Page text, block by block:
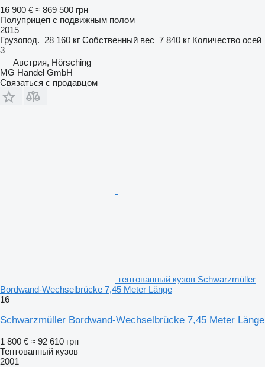
16 900 € ≈ 869 500 грн
Полуприцеп с подвижным полом
2015
Грузопод. 28 160 кг Собственный вес 7 840 кг Количество осей
3
Австрия, Hörsching
MG Handel GmbH
Связаться с продавцом
тентованный кузов Schwarzmüller
Bordwand-Wechselbrücke 7,45 Meter Länge
16
Schwarzmüller Bordwand-Wechselbrücke 7,45 Meter Länge
1 800 € ≈ 92 610 грн
Тентованный кузов
2001